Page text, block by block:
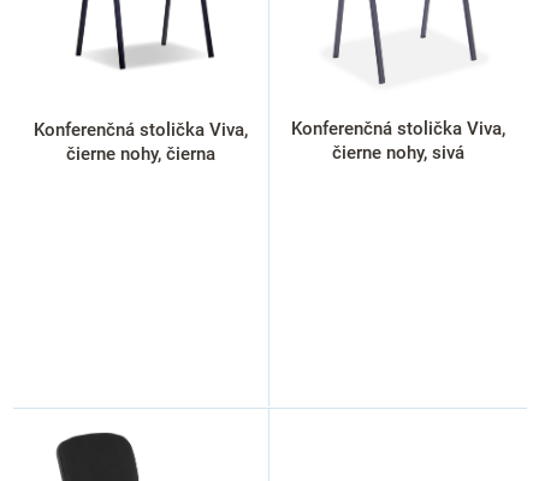
Konferenčná stolička Viva,
čierne nohy, čierna
Konferenčná stolička Viva,
čierne nohy, sivá